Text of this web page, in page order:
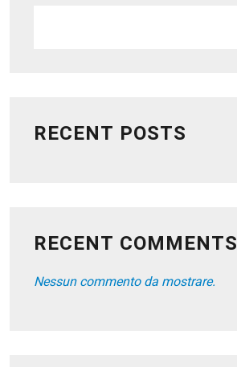
RECENT POSTS
RECENT COMMENTS
Nessun commento da mostrare.